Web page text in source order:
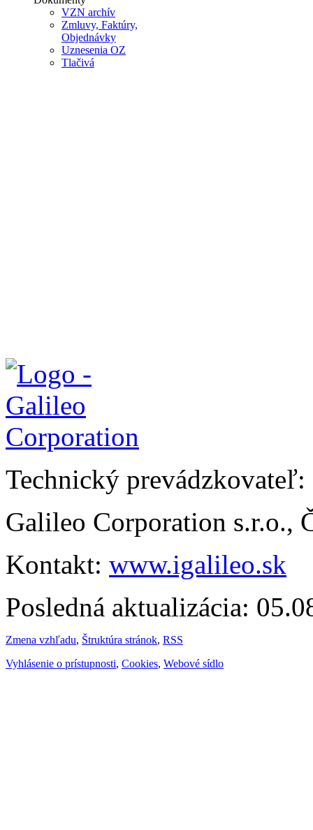
VZN archív
Zmluvy, Faktúry,
Objednávky
Uznesenia OZ
Tlačivá
Technický prevádzkovateľ:
Galileo Corporation s.r.o.,
Kontakt: www.igalileo.sk
Posledná aktualizácia:
Zmena vzhľadu, Štruktúra stránok, RSS
Vyhlásenie o prístupnosti, Cookies, Webové sídlo